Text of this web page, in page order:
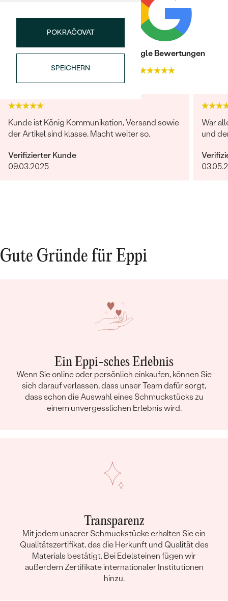
1.1 x 2.2 mm (0.02 ct)
REINHEIT:
SI
FORM:
Baguette
POKRAČOVAT
SPEICHERN
Trusted shop BewertungenGoogle Bewertungen
Kunde ist König Kommunikation, Versand sowie
der Artikel sind klasse. Macht weiter so.
Verifizierter Kunde
09.03.2025
War
und
Gute Gründe für Eppi
Ein Eppi-sches Erlebnis
Wenn Sie online oder persönlich einkaufen, können Sie
sich darauf verlassen, dass unser Team dafür sorgt,
dass schon die Auswahl eines Schmuckstücks zu
einem unvergesslichen Erlebnis wird.
Transparenz
Mit jedem unserer Schmuckstücke erhalten Sie ein
Qualitätszertifikat, das die Herkunft und Qualität des
Materials bestätigt. Bei Edelsteinen fügen wir
außerdem Zertifikate internationaler Institutionen
hinzu.